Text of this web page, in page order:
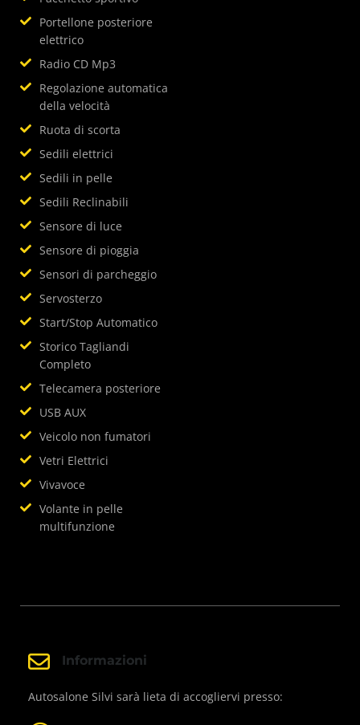
Portellone posteriore
elettrico
Radio CD Mp3
Regolazione automatica
della velocità
Ruota di scorta
Sedili elettrici
Sedili in pelle
Sedili Reclinabili
Sensore di luce
Sensore di pioggia
Sensori di parcheggio
Servosterzo
Start/Stop Automatico
Storico Tagliandi
Completo
Telecamera posteriore
USB AUX
Veicolo non fumatori
Vetri Elettrici
Vivavoce
Volante in pelle
multifunzione
Informazioni
Autosalone Silvi sarà lieta di accogliervi presso: